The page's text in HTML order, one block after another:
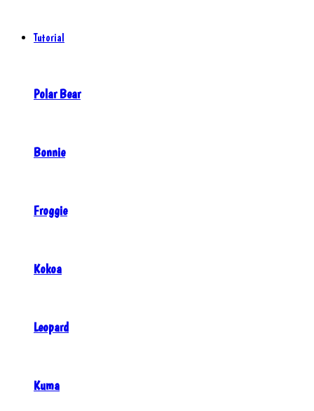
Tutorial
Polar Bear
Bonnie
Froggie
Kokoa
Leopard
Kuma